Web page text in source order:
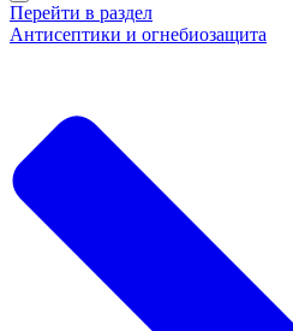
Перейти в раздел
Антисептики и огнебиозащита